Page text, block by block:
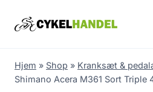
Hjem » Shop » Kranksæt &
Shimano Acera M361 Sort